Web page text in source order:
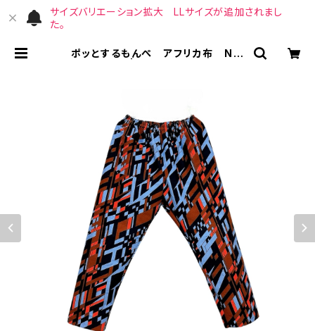
サイズバリエーション拡大 LLサイズが追加されまし
た。
ポッとするもんぺ アフリカ布 No.